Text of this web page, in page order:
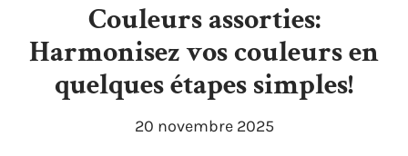
Couleurs assorties:
Harmonisez vos couleurs en
quelques étapes simples!
20 novembre 2025